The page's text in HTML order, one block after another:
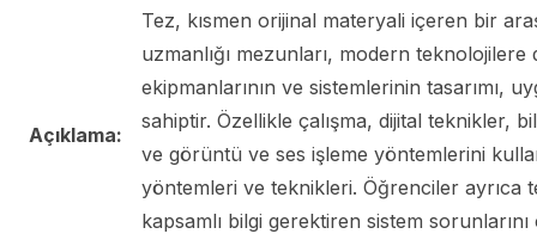
Açıklama:
Tez, kısmen orijinal materyali içeren bir
uzmanlığı mezunları, modern
ekipmanlarının ve sistemlerinin tasarımı,
sahiptir. Özellikle çalışma, dijital teknikler,
ve görüntü ve ses işleme yöntemlerini
yöntemleri ve teknikleri. Öğrenciler ayrıca
kapsamlı bilgi gerektiren sistem